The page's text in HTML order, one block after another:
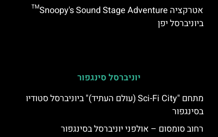
אטרקציה Snoopy's Sound Stage Adventure™
ביוניברסל יפן
יוניברסל סינגפור
מתחם "Sci-Fi City (עולם העתיד)" ביוניברסל סטודיו
בסינגפור
רחוב סומסום – אולפני יוניברסל בסינגפור